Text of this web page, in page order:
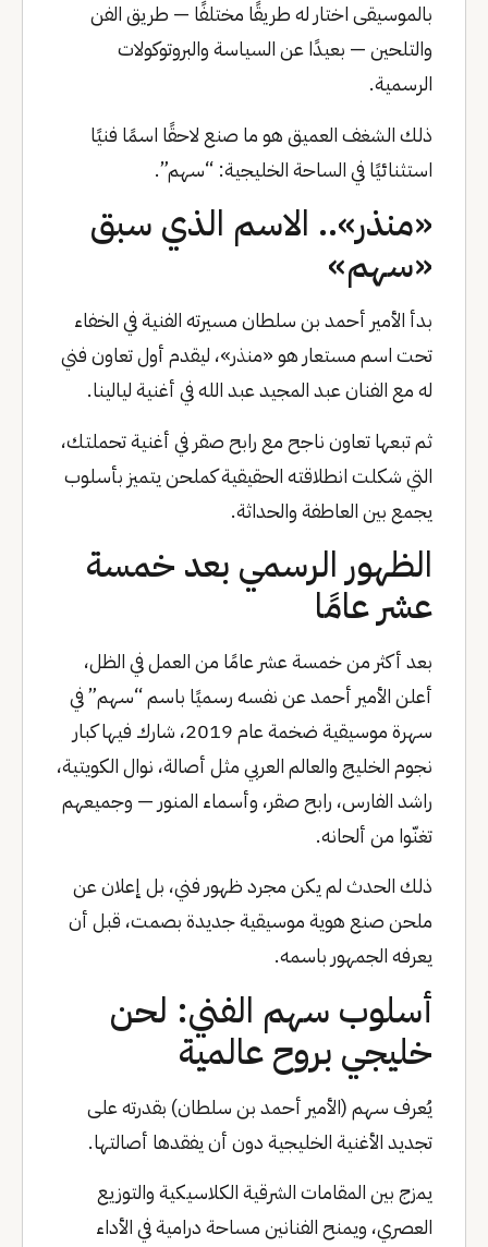
بالموسيقى اختار له طريقًا مختلفًا — طريق الفن
والتلحين — بعيدًا عن السياسة والبروتوكولات
الرسمية.
ذلك الشغف العميق هو ما صنع لاحقًا اسمًا فنيًا
استثنائيًا في الساحة الخليجية: “سهم”.
«منذر».. الاسم الذي سبق
«سهم»
بدأ الأمير أحمد بن سلطان مسيرته الفنية في الخفاء
تحت اسم مستعار هو «منذر»، ليقدم أول تعاون فني
له مع الفنان عبد المجيد عبد الله في أغنية ليالينا.
ثم تبعها تعاون ناجح مع رابح صقر في أغنية تحملتك،
التي شكلت انطلاقته الحقيقية كملحن يتميز بأسلوب
يجمع بين العاطفة والحداثة.
الظهور الرسمي بعد خمسة
عشر عامًا
بعد أكثر من خمسة عشر عامًا من العمل في الظل،
أعلن الأمير أحمد عن نفسه رسميًا باسم “سهم” في
سهرة موسيقية ضخمة عام 2019، شارك فيها كبار
نجوم الخليج والعالم العربي مثل أصالة، نوال الكويتية،
راشد الفارس، رابح صقر، وأسماء المنور — وجميعهم
تغنّوا من ألحانه.
ذلك الحدث لم يكن مجرد ظهور فني، بل إعلان عن
ملحن صنع هوية موسيقية جديدة بصمت، قبل أن
يعرفه الجمهور باسمه.
أسلوب سهم الفني: لحن
خليجي بروح عالمية
يُعرف سهم (الأمير أحمد بن سلطان) بقدرته على
تجديد الأغنية الخليجية دون أن يفقدها أصالتها.
يمزج بين المقامات الشرقية الكلاسيكية والتوزيع
العصري، ويمنح الفنانين مساحة درامية في الأداء